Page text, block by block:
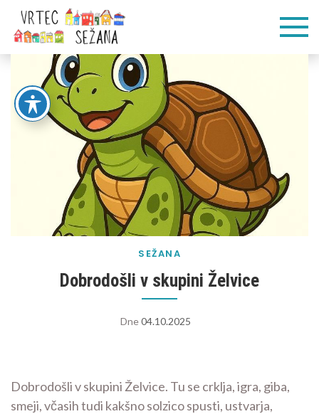
Skip
content
Veliko pogumnih
SEŽANA
Dobrodošli v skupini Želvice
Dne04.10.2025
Dobrodošli v skupini Želvice. Tu se crklja, igra, giba,
smeji, včasih tudi kakšno solzico spusti, ustvarja,